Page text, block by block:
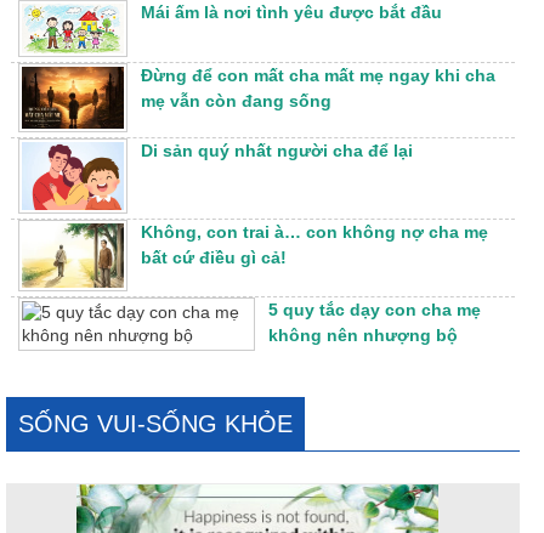
Mái ấm là nơi tình yêu được bắt đầu
Đừng để con mất cha mất mẹ ngay khi cha
mẹ vẫn còn đang sống
Di sản quý nhất người cha để lại
Không, con trai à… con không nợ cha mẹ
bất cứ điều gì cả!
5 quy tắc dạy con cha mẹ
không nên nhượng bộ
SỐNG VUI-SỐNG KHỎE